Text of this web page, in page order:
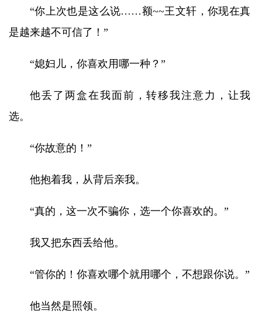
“你上次也是这么说……额~~王文轩，你现在真
是越来越不可信了！”
“媳妇儿，你喜欢用哪一种？”
他丢了两盒在我面前，转移我注意力，让我
选。
“你故意的！”
他抱着我，从背后亲我。
“真的，这一次不骗你，选一个你喜欢的。”
我又把东西丢给他。
“管你的！你喜欢哪个就用哪个，不想跟你说。”
他当然是照领。